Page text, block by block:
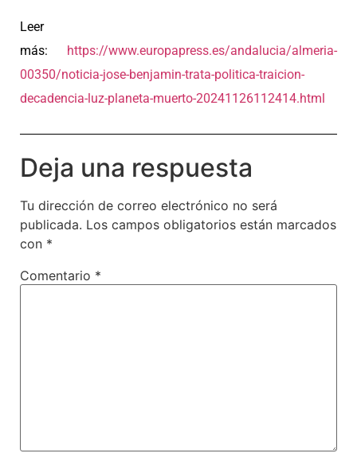
Leer
más: https://www.europapress.es/andalucia/almeria-
00350/noticia-jose-benjamin-trata-politica-traicion-
decadencia-luz-planeta-muerto-20241126112414.html
Deja una respuesta
Tu dirección de correo electrónico no será
publicada. Los campos obligatorios están marcados
con *
Comentario *